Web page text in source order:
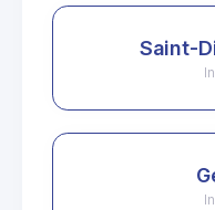
Saint-